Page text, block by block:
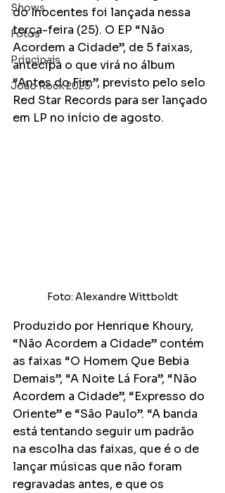
Shows
Fotos
Principais
João Rock 2025
do Inocentes foi lançada nessa
terça-feira (25). O EP “Não
Acordem a Cidade”, de 5 faixas,
antecipa o que virá no álbum
“Antes do Fim”, previsto pelo selo
Red Star Records para ser lançado
em LP no início de agosto.
Foto: Alexandre Wittboldt
Produzido por Henrique Khoury,
“Não Acordem a Cidade” contém
as faixas “O Homem Que Bebia
Demais”, “A Noite Lá Fora”, “Não
Acordem a Cidade”, “Expresso do
Oriente” e “São Paulo”. “A banda
está tentando seguir um padrão
na escolha das faixas, que é o de
lançar músicas que não foram
regravadas antes, e que os